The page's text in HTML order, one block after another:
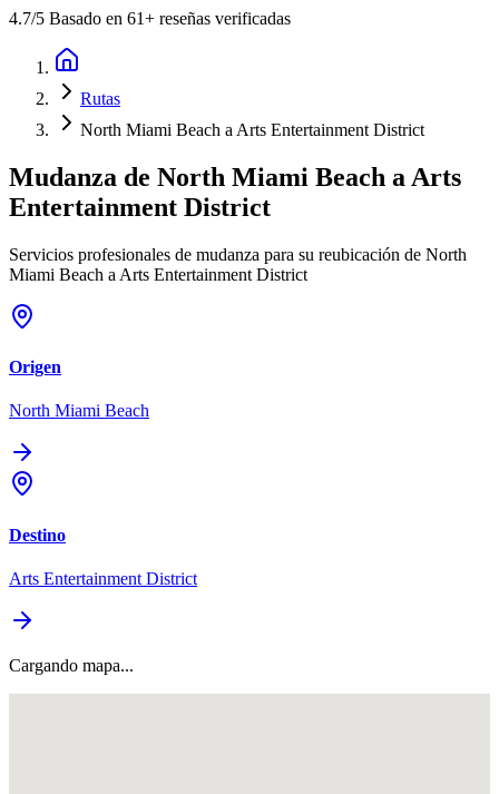
4.7/5 Basado en 61+ reseñas verificadas
Rutas
North Miami Beach a Arts Entertainment District
Mudanza de North Miami Beach a Arts
Entertainment District
Servicios profesionales de mudanza para su reubicación de North
Miami Beach a Arts Entertainment District
Origen
North Miami Beach
Destino
Arts Entertainment District
Cargando mapa...